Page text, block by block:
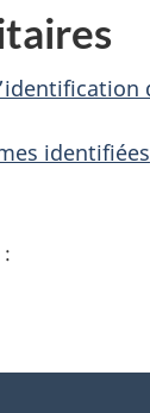
identifiées